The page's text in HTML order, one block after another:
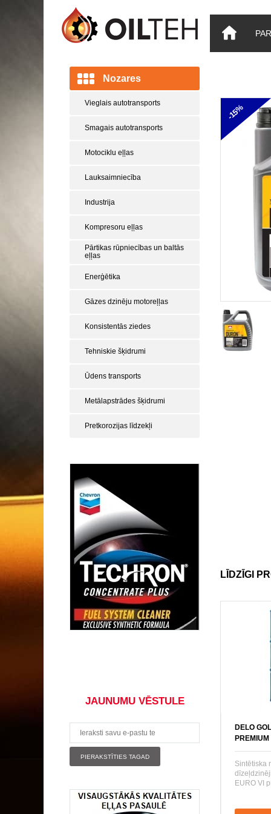
Nozares
Vieglais autotransports
Smagais autotransports
Motociklu eļļas
Lauksaimniecība
Industrija
Kompresoru eļļas
Pārtikas rūpniecības un baltās
eļļas
Enerģētika
Gāzes dzinēju motoreļļas
Konsistentās ziedes
Tehniskie šķidrumi
Ūdens transports
Metālapstrādes šķidrumi
Pretkorozijas līdzekļi
JAUNUMU VĒSTULE
-15%
LĪDZĪGI
DELO
Sintētiska
EURO VI